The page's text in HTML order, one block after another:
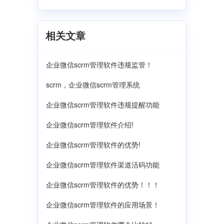
相关文章
企业微信scrm管理软件违规监管！
scrm，企业微信scrm管理系统
企业微信scrm管理软件违规提醒功能
企业微信scrm管理软件介绍!
企业微信scrm管理软件的优势!
企业微信scrm管理软件渠道活码功能
企业微信scrm管理软件的优势！！！
企业微信scrm管理软件的应用场景！